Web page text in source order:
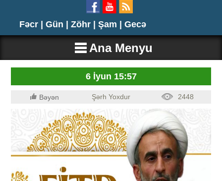
Fəcr | Gün | Zöhr | Şam | Gecə
Ana Menyu
6 İyun 15:57
Bəyən Şərh Yoxdur 2448